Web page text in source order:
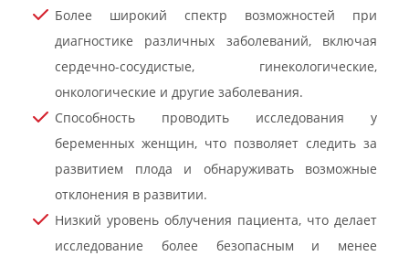
Более широкий спектр возможностей при
диагностике различных заболеваний, включая
сердечно-сосудистые, гинекологические,
онкологические и другие заболевания.
Способность проводить исследования у
беременных женщин, что позволяет следить за
развитием плода и обнаруживать возможные
отклонения в развитии.
Низкий уровень облучения пациента, что делает
исследование более безопасным и менее